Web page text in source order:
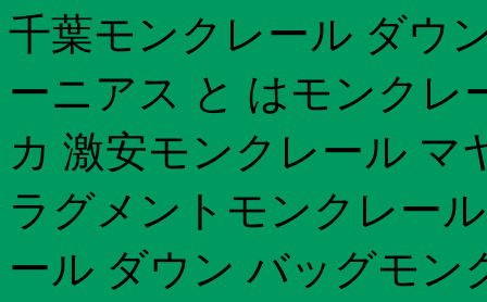
千葉モンクレール ダウ
ーニアス と はモンクレ
カ 激安モンクレール マ
ラグメントモンクレー
ール ダウン バッグモン